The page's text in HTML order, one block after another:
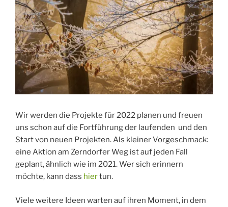
Wir werden die Projekte für 2022 planen und freuen
uns schon auf die Fortführung der laufenden und den
Start von neuen Projekten. Als kleiner Vorgeschmack:
eine Aktion am Zerndorfer Weg ist auf jeden Fall
geplant, ähnlich wie im 2021. Wer sich erinnern
möchte, kann dass hiertun.
Viele weitere Ideen warten auf ihren Moment, in dem